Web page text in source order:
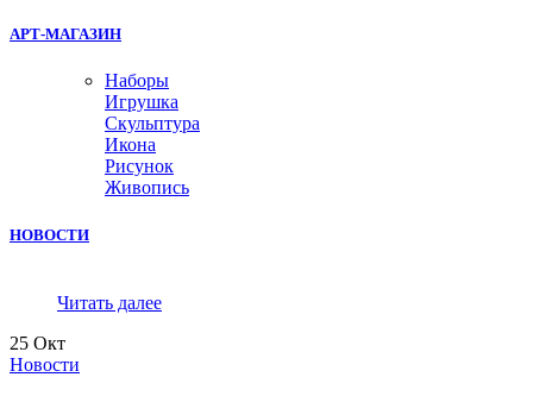
АРТ-МАГАЗИН
Наборы
Игрушка
Скульптура
Икона
Рисунок
Живопись
НОВОСТИ
Читать далее
25 Окт
Новости